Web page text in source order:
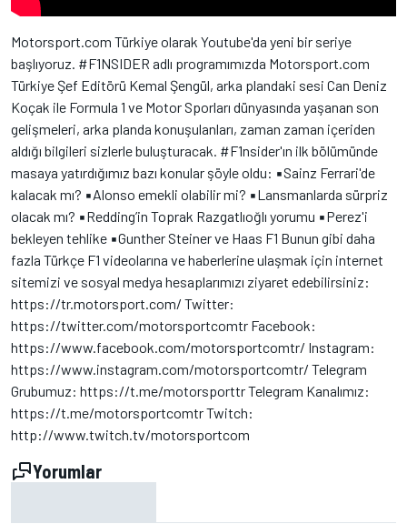
Motorsport.com Türkiye olarak Youtube'da yeni bir seriye
başlıyoruz. #F1NSIDER adlı programımızda Motorsport.com
Türkiye Şef Editörü Kemal Şengül, arka plandaki sesi Can Deniz
Koçak ile Formula 1 ve Motor Sporları dünyasında yaşanan son
gelişmeleri, arka planda konuşulanları, zaman zaman içeriden
aldığı bilgileri sizlerle buluşturacak. #F1nsider'ın ilk bölümünde
masaya yatırdığımız bazı konular şöyle oldu: ▪️Sainz Ferrari'de
kalacak mı? ▪️Alonso emekli olabilir mi? ▪️Lansmanlarda sürpriz
olacak mı? ▪️Redding’in Toprak Razgatlıoğlı yorumu ▪️Perez'i
bekleyen tehlike ▪️Gunther Steiner ve Haas F1 Bunun gibi daha
fazla Türkçe F1 videolarına ve haberlerine ulaşmak için internet
sitemizi ve sosyal medya hesaplarımızı ziyaret edebilirsiniz:
https://tr.motorsport.com/ Twitter:
https://twitter.com/motorsportcomtr Facebook:
https://www.facebook.com/motorsportcomtr/ Instagram:
https://www.instagram.com/motorsportcomtr/ Telegram
Grubumuz: https://t.me/motorsporttr Telegram Kanalımız:
https://t.me/motorsportcomtr Twitch:
http://www.twitch.tv/motorsportcom
Yorumlar